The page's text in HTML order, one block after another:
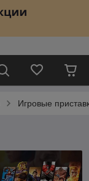
Игровые